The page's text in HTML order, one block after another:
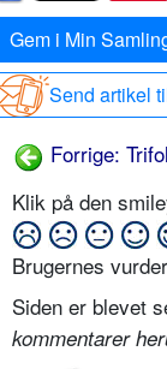
Gem i Min
Send artikel
Forrige:
Klik på den
Brugernes
Siden er blevet
kommentarer